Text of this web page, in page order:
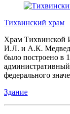
Тихвинский храм
Храм Тихвинской
И.Л. и А.К.
было построено в
административный
федерального
Здание